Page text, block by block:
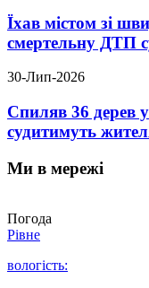
Їхав містом зі
смертельну ДТП
30-Лип-2026
Спиляв 36 дерев
судитимуть
Ми в мережі
Погода
Рівне
вологість: